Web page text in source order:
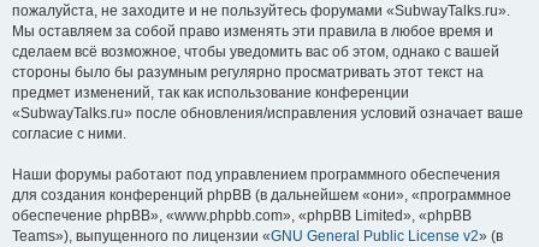
пожалуйста, не заходите и не пользуйтесь форумами «SubwayTalks.ru».
Мы оставляем за собой право изменять эти правила в любое время и
сделаем всё возможное, чтобы уведомить вас об этом, однако с вашей
стороны было бы разумным регулярно просматривать этот текст на
предмет изменений, так как использование конференции
«SubwayTalks.ru» после обновления/исправления условий означает ваше
согласие с ними.
Наши форумы работают под управлением программного обеспечения
для создания конференций phpBB (в дальнейшем «они», «программное
обеспечение phpBB», «www.phpbb.com», «phpBB Limited», «phpBB
Teams»), выпущенного по лицензии «GNU General Public License v2» (в